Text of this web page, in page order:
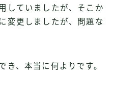
していましたが、そこか
変更しましたが、問題な
き、本当に何よりです。